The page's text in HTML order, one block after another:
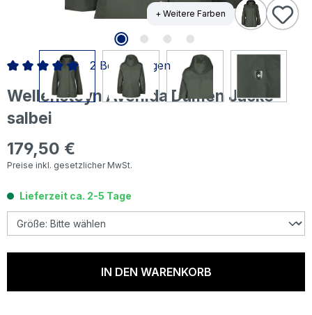
+ Weitere Farben
Wellensteyn Avenida Damen Jacke
salbei
Regulärer Preis:
179,50 €
Preise inkl. gesetzlicher MwSt.
Durchschnittliche Bewertung von 5 von 5 Sternen
2 Bewertungen
Lieferzeit ca. 2-5 Tage
IN DEN WARENKORB